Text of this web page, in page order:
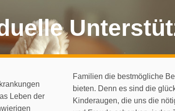
Leben der
Familien die bestmögliche
bieten. Denn es sind die
Kinderaugen, die uns die